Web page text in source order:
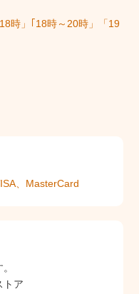
時」｢18時～20時」「19
、MasterCard
トア